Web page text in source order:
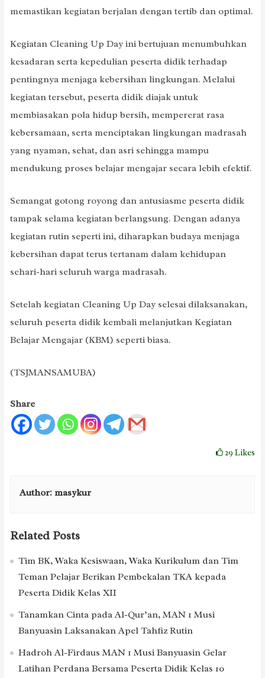
memastikan kegiatan berjalan dengan tertib dan optimal.
Kegiatan Cleaning Up Day ini bertujuan menumbuhkan
kesadaran serta kepedulian peserta didik terhadap
pentingnya menjaga kebersihan lingkungan. Melalui
kegiatan tersebut, peserta didik diajak untuk
membiasakan pola hidup bersih, mempererat rasa
kebersamaan, serta menciptakan lingkungan madrasah
yang nyaman, sehat, dan asri sehingga mampu
mendukung proses belajar mengajar secara lebih efektif.
Semangat gotong royong dan antusiasme peserta didik
tampak selama kegiatan berlangsung. Dengan adanya
kegiatan rutin seperti ini, diharapkan budaya menjaga
kebersihan dapat terus tertanam dalam kehidupan
sehari-hari seluruh warga madrasah.
Setelah kegiatan Cleaning Up Day selesai dilaksanakan,
seluruh peserta didik kembali melanjutkan Kegiatan
Belajar Mengajar (KBM) seperti biasa.
(TSJMANSAMUBA)
Share
29Likes
Author: masykur
Related Posts
Tim BK, Waka Kesiswaan, Waka Kurikulum dan Tim
Teman Pelajar Berikan Pembekalan TKA kepada
Peserta Didik Kelas XII
Tanamkan Cinta pada Al-Qur’an, MAN 1 Musi
Banyuasin Laksanakan Apel Tahfiz Rutin
Hadroh Al-Firdaus MAN 1 Musi Banyuasin Gelar
Latihan Perdana Bersama Peserta Didik Kelas 10